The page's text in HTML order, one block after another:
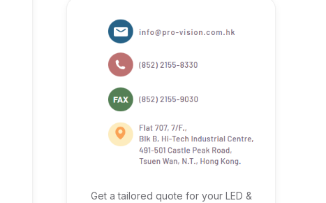
Get a tailored quote for your LED &